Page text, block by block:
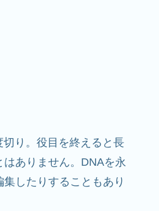
り。役目を終えると長
はありません。DNAを永
したりすることもあり